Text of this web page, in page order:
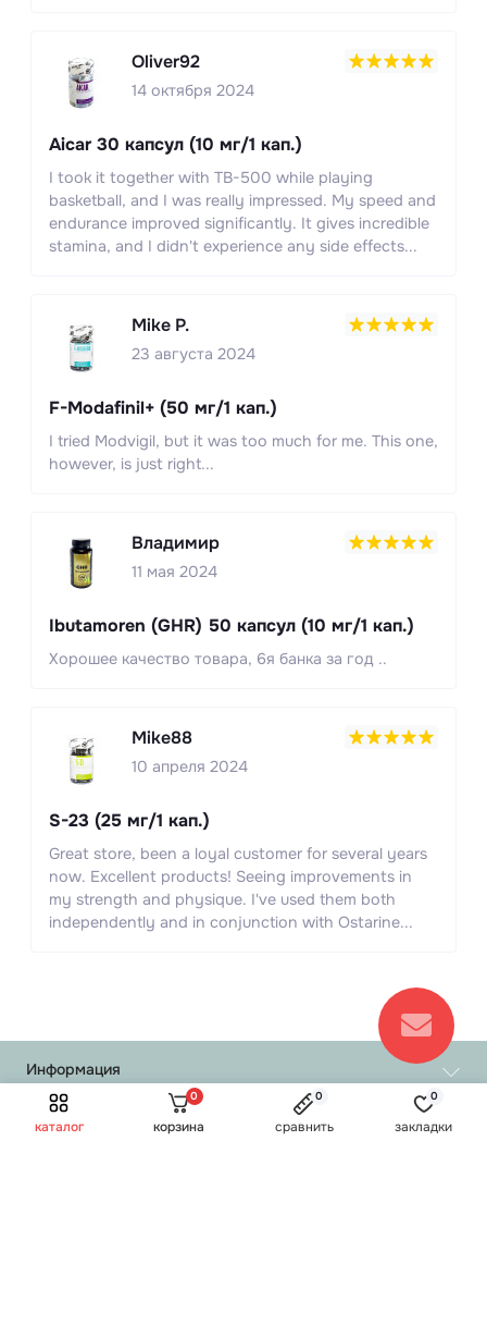
каталог сравнить
0
закладки
0
корзина
0
Oliver92
14 октября 2024
Aicar 30 капсул (10 мг/1 кап.)
I took it together with TB-500 while playing
basketball, and I was really impressed. My speed and
endurance improved significantly. It gives incredible
stamina, and I didn't experience any side effects...
Mike P.
23 августа 2024
F-Modafinil+ (50 мг/1 кап.)
I tried Modvigil, but it was too much for me. This one,
however, is just right...
Владимир
11 мая 2024
Ibutamoren (GHR) 50 капсул (10 мг/1 кап.)
Хорошее качество товара, 6я банка за год ..
Mike88
10 апреля 2024
S-23 (25 мг/1 кап.)
Great store, been a loyal customer for several years
now. Excellent products! Seeing improvements in
my strength and physique. I've used them both
independently and in conjunction with Ostarine...
Информация
Обмен и возврат